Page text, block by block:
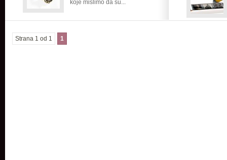
koje mislimo da su...
Strana 1 od 1 1